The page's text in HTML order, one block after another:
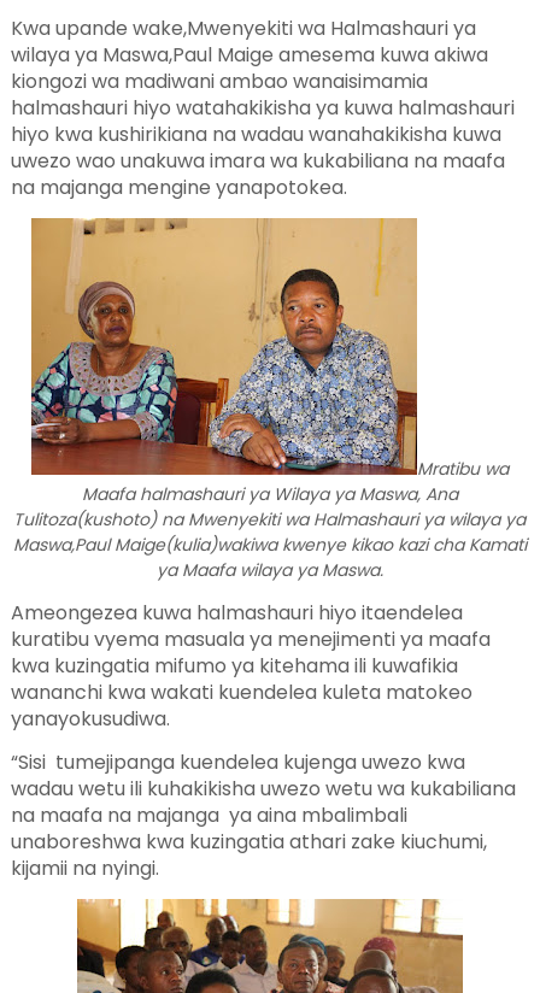
Kwa upande wake,Mwenyekiti wa Halmashauri ya
wilaya ya Maswa,Paul Maige amesema kuwa akiwa
kiongozi wa madiwani ambao wanaisimamia
halmashauri hiyo watahakikisha ya kuwa halmashauri
hiyo kwa kushirikiana na wadau wanahakikisha kuwa
uwezo wao unakuwa imara wa kukabiliana na maafa
na majanga mengine yanapotokea.
Mratibu wa
Maafa halmashauri ya Wilaya ya Maswa, Ana
Tulitoza(kushoto) na Mwenyekiti wa Halmashauri ya wilaya ya
Maswa,Paul Maige(kulia)wakiwa kwenye kikao kazi cha Kamati
ya Maafa wilaya ya Maswa.
Ameongezea kuwa halmashauri hiyo itaendelea
kuratibu vyema masuala ya menejimenti ya maafa
kwa kuzingatia mifumo ya kitehama ili kuwafikia
wananchi kwa wakati kuendelea kuleta matokeo
yanayokusudiwa.
“Sisi tumejipanga kuendelea kujenga uwezo kwa
wadau wetu ili kuhakikisha uwezo wetu wa kukabiliana
na maafa na majanga ya aina mbalimbali
unaboreshwa kwa kuzingatia athari zake kiuchumi,
kijamii na nyingi.